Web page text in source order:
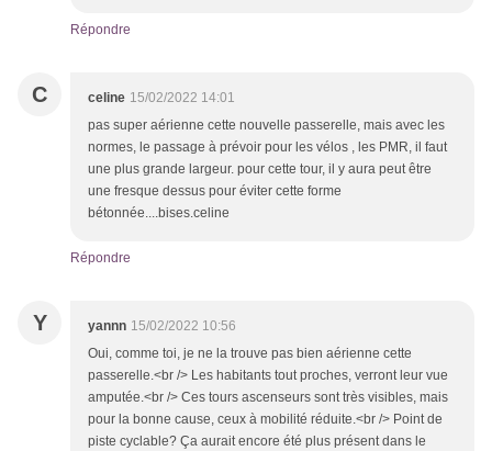
Répondre
C celine 15/02/2022 14:01
pas super aérienne cette nouvelle passerelle, mais avec les
normes, le passage à prévoir pour les vélos , les PMR, il faut
une plus grande largeur. pour cette tour, il y aura peut être
une fresque dessus pour éviter cette forme
bétonnée....bises.celine
Répondre
Y yannn 15/02/2022 10:56
Oui, comme toi, je ne la trouve pas bien aérienne cette
passerelle.<br /> Les habitants tout proches, verront leur vue
amputée.<br /> Ces tours ascenseurs sont très visibles, mais
pour la bonne cause, ceux à mobilité réduite.<br /> Point de
piste cyclable? Ça aurait encore été plus présent dans le